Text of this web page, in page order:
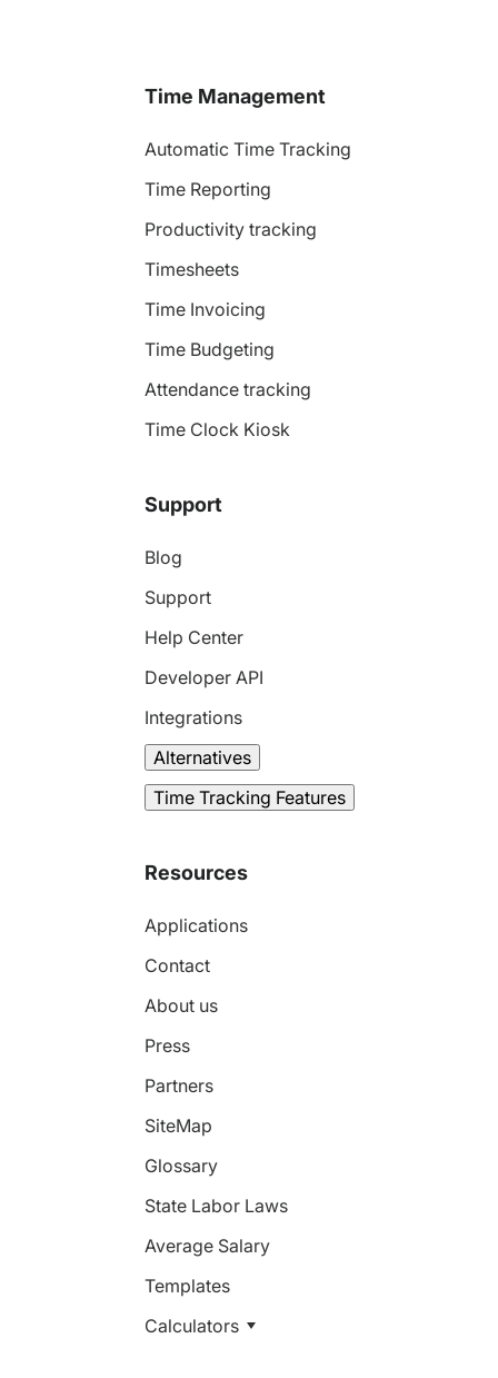
Time Management
Automatic Time Tracking
Time Reporting
Productivity tracking
Timesheets
Time Invoicing
Time Budgeting
Attendance tracking
Time Clock Kiosk
Support
Blog
Support
Help Center
Developer API
Integrations
Alternatives
Time Tracking Features
Resources
Applications
Contact
About us
Press
Partners
SiteMap
Glossary
State Labor Laws
Average Salary
Templates
Calculators